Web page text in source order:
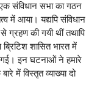
संविधान सभा का गठन
में आया। यद्यपि संविधान
ग्रहण की गयी थीं तथापि
शासित भारत में
गई। इन घटनाओं ने हमारे
में विस्तृत व्याख्या दो